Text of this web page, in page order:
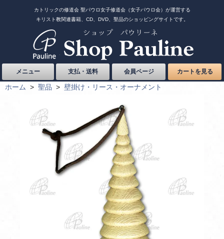
カトリックの修道会 聖パウロ女子修道会（女子パウロ会）が運営する
キリスト教関連書籍、CD、DVD、聖品のショッピングサイトです。
メニュー 支払・送料 会員ページ カートを見る
ホーム > 聖品 > 壁掛け・リース・オーナメント